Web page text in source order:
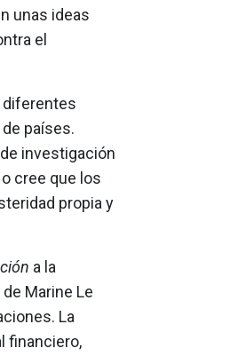
unas ideas
el
diferentes
países.
investigación
cree que los
propia y
a la
Marine Le
La
financiero,